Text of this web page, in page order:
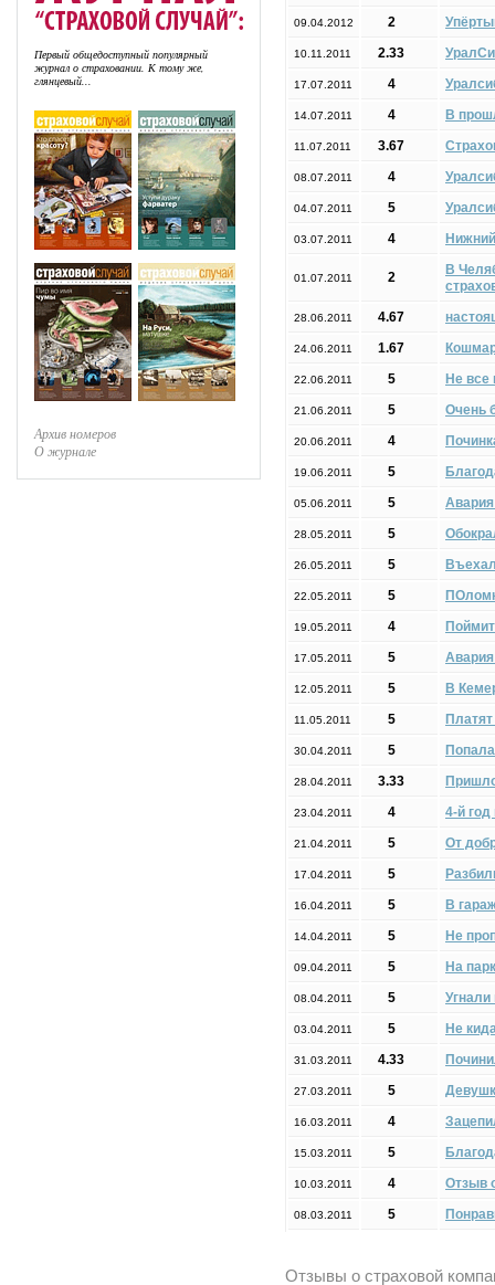
Первый общедоступный популярный
журнал о страховании. К тому же,
глянцевый...
Архив номеров
О журнале
09.04.2012 2
10.11.2011 2.33
17.07.2011 4
14.07.2011 4 В
11.07.2011 3.67
08.07.2011 4
04.07.2011 5
03.07.2011 4
01.07.2011 2
В
28.06.2011 4.67
24.06.2011 1.67
22.06.2011 5 Не все
21.06.2011 5 Очень
20.06.2011 4
19.06.2011 5
05.06.2011 5
28.05.2011 5
26.05.2011 5
22.05.2011 5
19.05.2011 4
17.05.2011 5 Авария
12.05.2011 5 В
11.05.2011 5
30.04.2011 5
28.04.2011 3.33
23.04.2011 4 4-й
21.04.2011 5 От
17.04.2011 5
16.04.2011 5 В
14.04.2011 5 Не
09.04.2011 5 На
08.04.2011 5
03.04.2011 5 Не
31.03.2011 4.33
27.03.2011 5
16.03.2011 4
15.03.2011 5
10.03.2011 4 Отзыв
08.03.2011 5
Отзывы о страховой